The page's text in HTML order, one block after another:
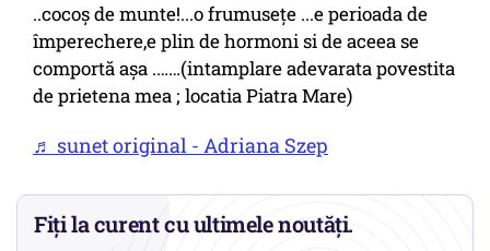
..cocoș de munte!...o frumusețe ...e perioada de
împerechere,e plin de hormoni si de aceea se
comportă așa .……(intamplare adevarata povestita
de prietena mea ; locatia Piatra Mare)
♬ sunet original - Adriana Szep
Fiți la curent cu ultimele noutăți.